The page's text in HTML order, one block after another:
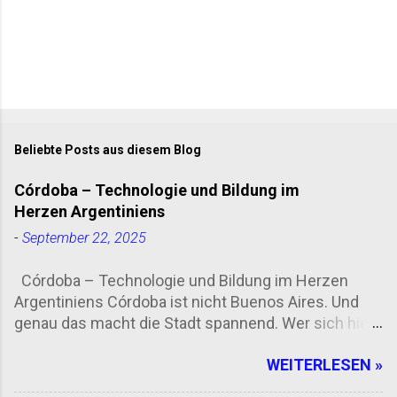
Beliebte Posts aus diesem Blog
Córdoba – Technologie und Bildung im
Herzen Argentiniens
- September 22, 2025
Córdoba – Technologie und Bildung im Herzen
Argentiniens Córdoba ist nicht Buenos Aires. Und
genau das macht die Stadt spannend. Wer sich hier
Fassaden, jungen Start-ups und prall gefüllten
WEITERLESEN »